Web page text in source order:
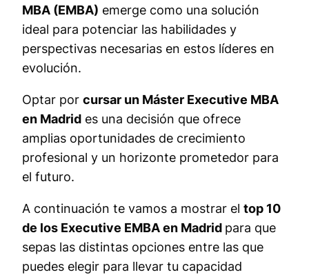
MBA (EMBA) emerge como una solución
ideal para potenciar las habilidades y
perspectivas necesarias en estos líderes en
evolución.
Optar por cursar un Máster Executive MBA
en Madrid es una decisión que ofrece
amplias oportunidades de crecimiento
profesional y un horizonte prometedor para
el futuro.
A continuación te vamos a mostrar el top 10
de los Executive EMBA en Madrid para que
sepas las distintas opciones entre las que
puedes elegir para llevar tu capacidad